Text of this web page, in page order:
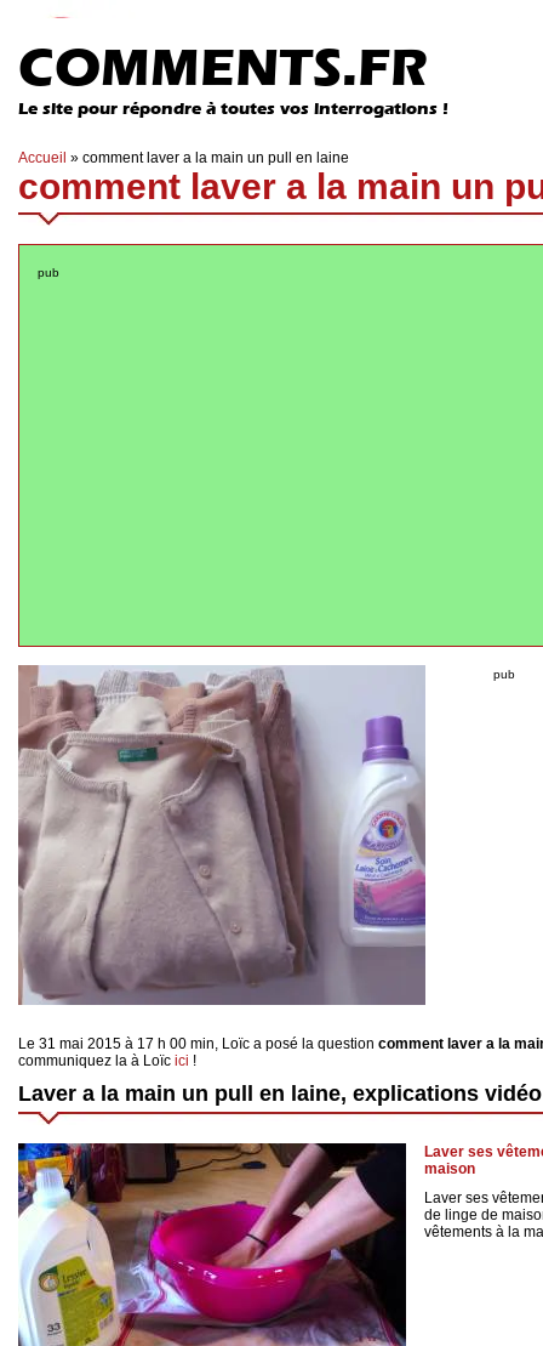
COMMENTS.FR
Le site pour répondre à toutes vos interrogations !
Accueil » comment laver a la main un pull en laine
comment laver a la main un
pub
pub
Le 31 mai 2015 à 17 h 00 min, Loïc a posé la question comment laver a la
communiquez la à Loïc ici !
Laver a la main un pull en laine, explications vidéo
Laver ses
maison
Laver ses
de linge de
vêtements à la